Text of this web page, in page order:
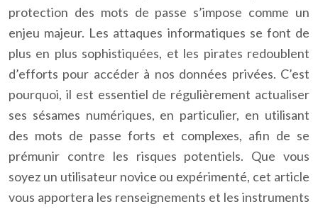
protection des mots de passe s’impose comme un
enjeu majeur. Les attaques informatiques se font de
plus en plus sophistiquées, et les pirates redoublent
d’efforts pour accéder à nos données privées. C’est
pourquoi, il est essentiel de régulièrement actualiser
ses sésames numériques, en particulier, en utilisant
des mots de passe forts et complexes, afin de se
prémunir contre les risques potentiels. Que vous
soyez un utilisateur novice ou expérimenté, cet article
vous apportera les renseignements et les instruments